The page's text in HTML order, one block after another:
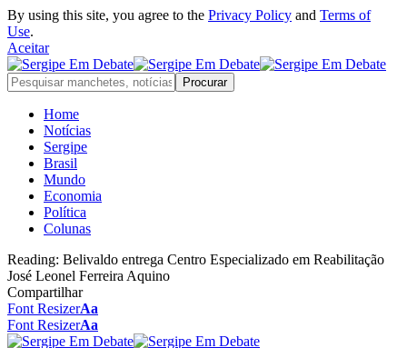
By using this site, you agree to the Privacy Policy and Terms of
Use.
Aceitar
Home
Notícias
Sergipe
Brasil
Mundo
Economia
Política
Colunas
Reading: Belivaldo entrega Centro Especializado em Reabilitação
José Leonel Ferreira Aquino
Compartilhar
Font ResizerAa
Font ResizerAa